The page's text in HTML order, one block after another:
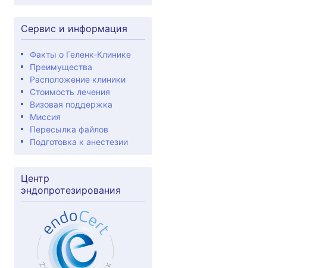
Сервис и информация
Факты о Геленк-Клинике
Преимущества
Расположение клиники
Стоимость лечения
Визовая поддержка
Миссия
Пересылка файлов
Подготовка к анестезии
Центр
эндопротезирования